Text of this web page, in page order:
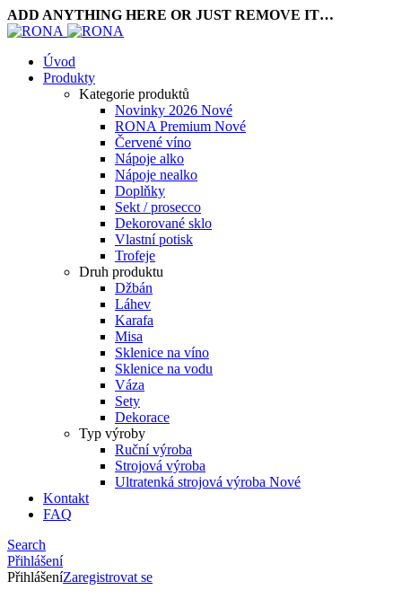
ADD ANYTHING HERE OR JUST REMOVE IT…
Úvod
Produkty
Kategorie produktů
Novinky 2026 Nové
RONA Premium Nové
Červené víno
Nápoje alko
Nápoje nealko
Doplňky
Sekt / prosecco
Dekorované sklo
Vlastní potisk
Trofeje
Druh produktu
Džbán
Láhev
Karafa
Misa
Sklenice na víno
Sklenice na vodu
Váza
Sety
Dekorace
Typ výroby
Ruční výroba
Strojová výroba
Ultratenká strojová výroba Nové
Kontakt
FAQ
Search
Přihlášení
PřihlášeníZaregistrovat se